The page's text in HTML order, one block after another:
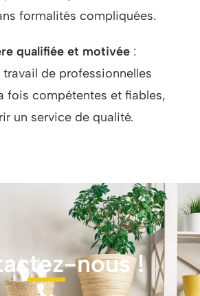
formalités compliquées.
qualifiée et motivée :
de professionnelles
fois compétentes et fiables,
un service de qualité.
nous !